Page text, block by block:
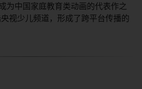
为中国家庭教育类动画的代表作之
视少儿频道，形成了跨平台传播的